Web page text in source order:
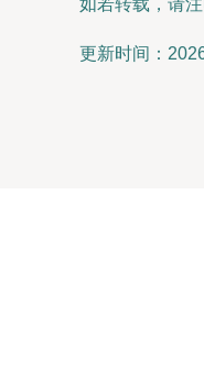
如若转载，请
更新时间：